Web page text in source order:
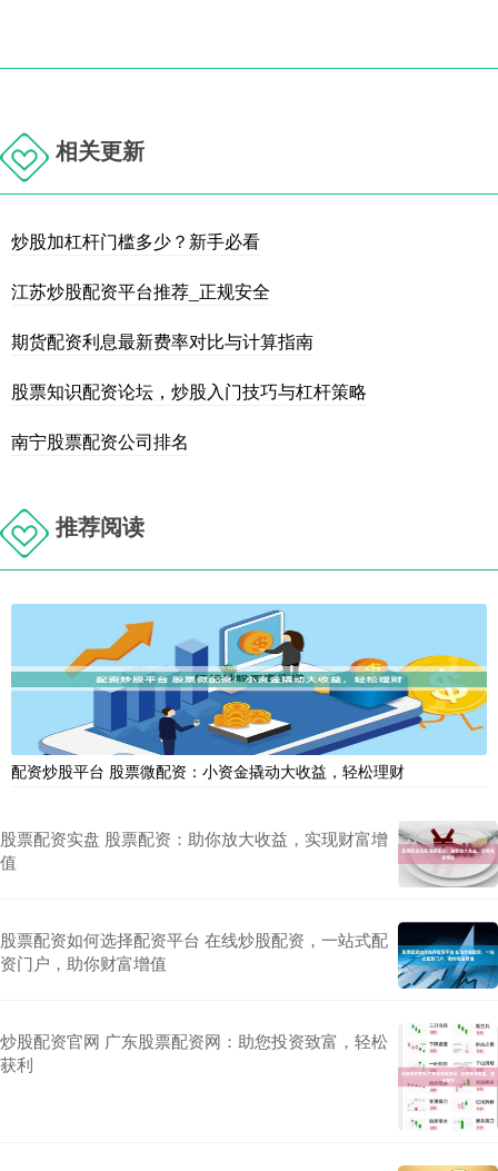
相关更新
炒股加杠杆门槛多少？新手必看
江苏炒股配资平台推荐_正规安全
期货配资利息最新费率对比与计算指南
股票知识配资论坛，炒股入门技巧与杠杆策略
南宁股票配资公司排名
推荐阅读
配资炒股平台 股票微配资：小资金撬动大收益，轻松理财
股票配资实盘 股票配资：助你放大收益，实现财富增
值
股票配资如何选择配资平台 在线炒股配资，一站式配
资门户，助你财富增值
炒股配资官网 广东股票配资网：助您投资致富，轻松
获利